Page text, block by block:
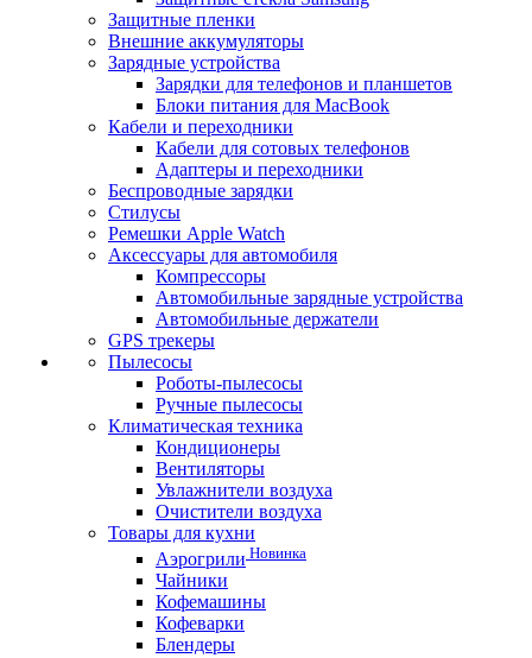
Защитные пленки
Внешние аккумуляторы
Зарядные устройства
Зарядки для телефонов и планшетов
Блоки питания для MacBook
Кабели и переходники
Кабели для сотовых телефонов
Адаптеры и переходники
Беспроводные зарядки
Стилусы
Ремешки Apple Watch
Аксессуары для автомобиля
Компрессоры
Автомобильные зарядные устройства
Автомобильные держатели
GPS трекеры
Пылесосы
Роботы-пылесосы
Ручные пылесосы
Климатическая техника
Кондиционеры
Вентиляторы
Увлажнители воздуха
Очистители воздуха
Товары для кухни
Аэрогрили Новинка
Чайники
Кофемашины
Кофеварки
Блендеры